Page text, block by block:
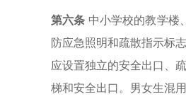
第六条 中小学校的教学楼
防应急照明和疏散指示标
应设置独立的安全出口、
梯和安全出口。 男女生混